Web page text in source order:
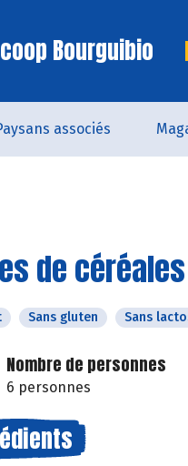
Bourguibio
associés
de
Sans gluten Sans
Nombre de personnes
6 personnes